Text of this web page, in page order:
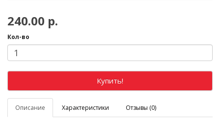
240.00 р.
Кол-во
Купить!
Описание Характеристики Отзывы (0)